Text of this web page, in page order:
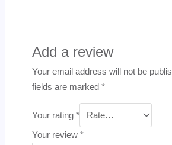
Add a review
Your email address will not be
fields are marked *
Your rating *
Your review *